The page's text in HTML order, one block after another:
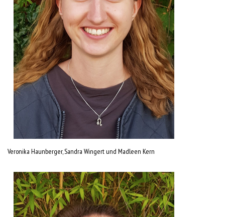
Veronika Haunberger, Sandra Wingert und Madleen Kern